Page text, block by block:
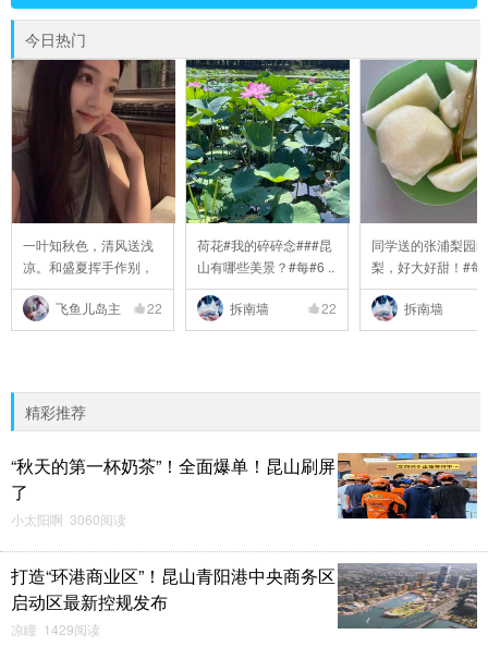
今日热门
一叶知秋色，清风送浅
凉。和盛夏挥手作别，
..
飞鱼儿岛主
22
荷花#我的碎碎念###昆
山有哪些美景？#每#6 ..
拆南墙 22
同学送的张浦梨园的
梨，好大好甜！#每
..
拆南墙
精彩推荐
“秋天的第一杯奶茶”！全面爆单！昆山刷屏
了
小太阳啊 3060阅读
打造“环港商业区”！昆山青阳港中央商务区
启动区最新控规发布
凉瞳 1429阅读